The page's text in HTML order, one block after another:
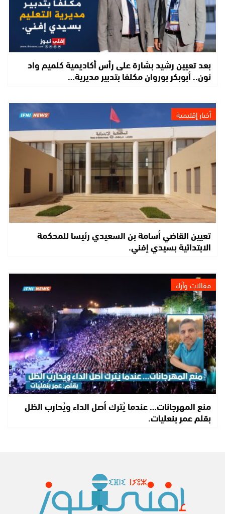
بعد تعيين رشيد بشارة على رأس أكاديمية كلميم واد
نون.. أبوبكر بوروان مكلفا بتدبير مديرية…
أخبار إقليمية
تعيين القاضي أسامة بن السعيدي رئيسا للمحكمة
الابتدائية بسيدي إفني.
مقالات وآراء
منع المهرجانات… عندما يُترك أصل الداء ويُحارب الظل
بقلم عمر بنعليات.